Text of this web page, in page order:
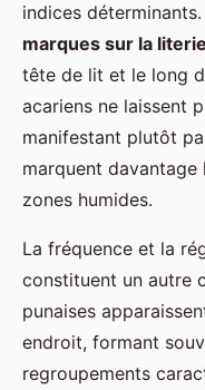
indices
marques sur la literie
tête de lit et le long
acariens ne laissent
manifestant plutôt
marquent
zones humides.
La fréquence et la
constituent un autre
punaises
endroit, formant
regroupements